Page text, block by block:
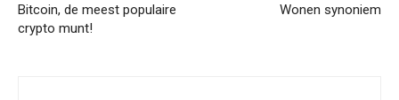
Bitcoin, de meest populaire
crypto munt!
Wonen synoniem